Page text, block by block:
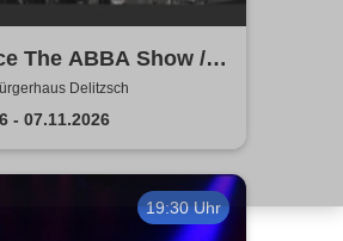
The ABBA Show /
- a tribute to
Delitzsch
- 07.11.2026
19:30 Uhr